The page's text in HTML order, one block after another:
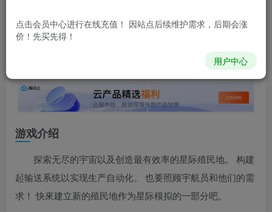
本站所有内容来自互联网收集，仅供学习和交流，请勿用于商业
用途。如有侵权、不妥之处，请第一时间联系我们删除！
游戏介绍
探索无尽的宇宙以及创造最有效率的星际殖民地。 构建
起输送系统以实现生产自动化。 也要照顾宇航员和他们的需
求！ 快來建立新的殖民地作为星际模拟的一部分吧。
点击会员中心进行在线充值！ 因站点后续维护需求，后期会涨
价！先买先得！
用户中心